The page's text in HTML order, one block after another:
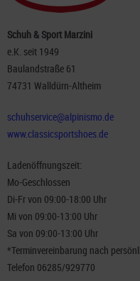
Schuh & Sport Marzini
e.K. seit 1949
Baulandstraße 61
74731 Walldürn-Altheim
schuhservice@alpinismo.de
www.classicsportshoes.de
Ladenöffnungszeit:
Mo-Geschlossen
Di-Fr von 09:00-18:00 Uhr
Mi von 09:00-13:00 Uhr
Sa von 09:00-13:00 Uhr
*Terminvereinbarung nach
Telefon 06285/929770